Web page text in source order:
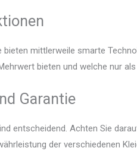
bieten mittlerweile smarte
bieten und welche nur
Garantie
entscheidend. Achten Sie
der verschiedenen